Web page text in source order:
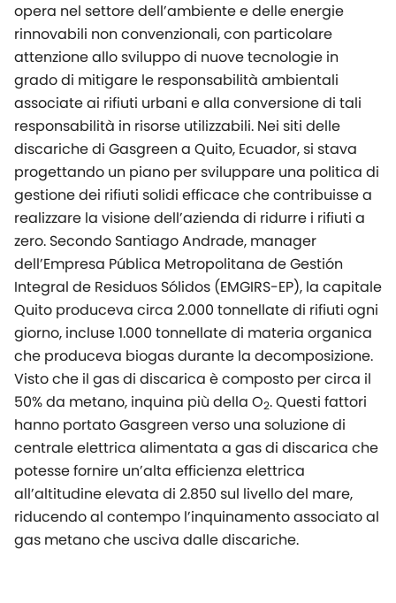
opera nel settore dell’ambiente e delle energie
rinnovabili non convenzionali, con particolare
attenzione allo sviluppo di nuove tecnologie in
grado di mitigare le responsabilità ambientali
associate ai rifiuti urbani e alla conversione di tali
responsabilità in risorse utilizzabili. Nei siti delle
discariche di Gasgreen a Quito, Ecuador, si stava
progettando un piano per sviluppare una politica di
gestione dei rifiuti solidi efficace che contribuisse a
realizzare la visione dell’azienda di ridurre i rifiuti a
zero. Secondo Santiago Andrade, manager
dell’Empresa Pública Metropolitana de Gestión
Integral de Residuos Sólidos (EMGIRS-EP), la capitale
Quito produceva circa 2.000 tonnellate di rifiuti ogni
giorno, incluse 1.000 tonnellate di materia organica
che produceva biogas durante la decomposizione.
Visto che il gas di discarica è composto per circa il
50% da metano, inquina più della O2. Questi fattori
hanno portato Gasgreen verso una soluzione di
centrale elettrica alimentata a gas di discarica che
potesse fornire un’alta efficienza elettrica
all’altitudine elevata di 2.850 sul livello del mare,
riducendo al contempo l’inquinamento associato al
gas metano che usciva dalle discariche.